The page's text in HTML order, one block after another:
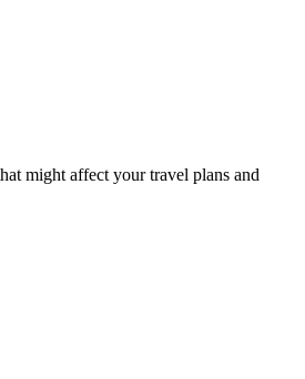
might affect your travel plans and